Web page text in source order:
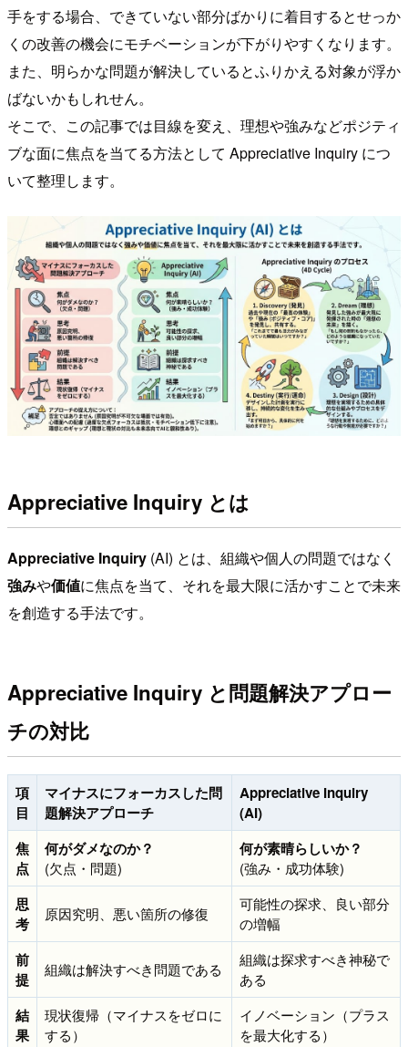
手をする場合、できていない部分ばかりに着目するとせっか
くの改善の機会にモチベーションが下がりやすくなります。
また、明らかな問題が解決しているとふりかえる対象が浮か
ばないかもしれせん。
そこで、この記事では目線を変え、理想や強みなどポジティ
ブな面に焦点を当てる方法として Appreciative Inquiry につ
いて整理します。
Appreciative Inquiry とは
Appreciative Inquiry (AI) とは、組織や個人の問題ではなく
強みや価値に焦点を当て、それを最大限に活かすことで未来
を創造する手法です。
Appreciative Inquiry と問題解決アプロー
チの対比
項
目
マイナスにフォーカスした問
題解決アプローチ
Appreciative Inquiry
(AI)
焦
点
何がダメなのか？
(欠点・問題)
何が素晴らしいか？
(強み・成功体験)
思
考
原因究明、悪い箇所の修復
可能性の探求、良い部分
の増幅
前
提
組織は解決すべき問題である
組織は探求すべき神秘で
ある
結
果
現状復帰（マイナスをゼロに
する）
イノベーション（プラス
を最大化する）